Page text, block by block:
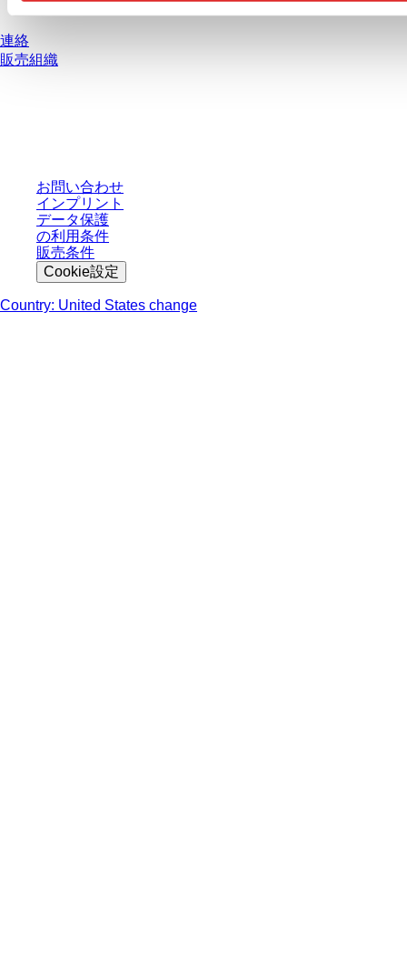
連絡
販売組織
お問い合わせ
インプリント
データ保護
の利用条件
販売条件
Cookie設定
Country: United States change